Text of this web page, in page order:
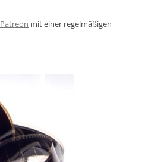
Patreon mit einer regelmäßigen